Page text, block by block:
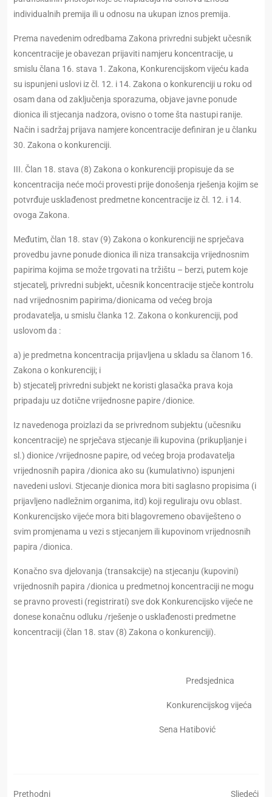
individualnih premija ili u odnosu na ukupan iznos premija.
Prema navedenim odredbama Zakona privredni subjekt učesnik
koncentracije je obavezan prijaviti namjeru koncentracije, u
smislu člana 16. stava 1. Zakona, Konkurencijskom vijeću kada
su ispunjeni uslovi iz čl. 12. i 14. Zakona o konkurenciji u roku od
osam dana od zaključenja sporazuma, objave javne ponude
dionica ili stjecanja nadzora, ovisno o tome šta nastupi ranije.
Način i sadržaj prijava namjere koncentracije definiran je u članku
30. Zakona o konkurenciji.
III. Član 18. stava (8) Zakona o konkurenciji propisuje da se
koncentracija neće moći provesti prije donošenja rješenja kojim se
potvrđuje usklađenost predmetne koncentracije iz čl. 12. i 14.
ovoga Zakona.
Međutim, član 18. stav (9) Zakona o konkurenciji ne sprječava
provedbu javne ponude dionica ili niza transakcija vrijednosnim
papirima kojima se može trgovati na tržištu – berzi, putem koje
stjecatelj, privredni subjekt, učesnik koncentracije stječe kontrolu
nad vrijednosnim papirima/dionicama od većeg broja
prodavatelja, u smislu članka 12. Zakona o konkurenciji, pod
uslovom da :
a) je predmetna koncentracija prijavljena u skladu sa članom 16.
Zakona o konkurenciji; i
b) stjecatelj privredni subjekt ne koristi glasačka prava koja
pripadaju uz dotične vrijednosne papire /dionice.
Iz navedenoga proizlazi da se privrednom subjektu (učesniku
koncentracije) ne sprječava stjecanje ili kupovina (prikupljanje i
sl.) dionice /vrijednosne papire, od većeg broja prodavatelja
vrijednosnih papira /dionica ako su (kumulativno) ispunjeni
navedeni uslovi. Stjecanje dionica mora biti saglasno propisima (i
prijavljeno nadležnim organima, itd) koji reguliraju ovu oblast.
Konkurencijsko vijeće mora biti blagovremeno obaviješteno o
svim promjenama u vezi s stjecanjem ili kupovinom vrijednosnih
papira /dionica.
Konačno sva djelovanja (transakcije) na stjecanju (kupovini)
vrijednosnih papira /dionica u predmetnoj koncentraciji ne mogu
se pravno provesti (registrirati) sve dok Konkurencijsko vijeće ne
donese konačnu odluku /rješenje o usklađenosti predmetne
koncentraciji (član 18. stav (8) Zakona o konkurenciji).
Prеdsјеdnica
Konkurencijskog vijeća
Sena Hatibović
Prethodni Sljedeći